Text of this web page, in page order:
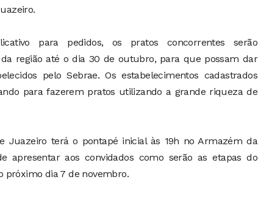
para pedidos, os pratos concorrentes serão
região até o dia 30 de outubro, para que possam dar
pelo Sebrae. Os estabelecimentos cadastrados
para fazerem pratos utilizando a grande riqueza de
Juazeiro terá o pontapé inicial às 19h no Armazém da
apresentar aos convidados como serão as etapas do
próximo dia 7 de novembro.